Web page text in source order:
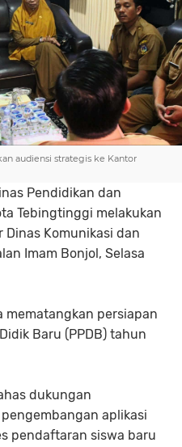
audiensi strategis ke Kantor
Pendidikan dan
Tebingtinggi melakukan
Komunikasi dan
Imam Bonjol, Selasa
persiapan
Baru (PPDB) tahun
dukungan
aplikasi
pendaftaran siswa baru